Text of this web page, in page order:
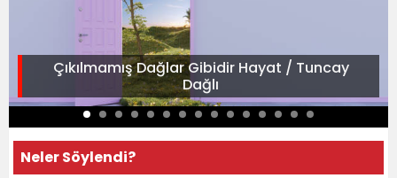
Çıkılmamış Dağlar Gibidir Hayat / Tuncay
Dağlı
Neler Söylendi?